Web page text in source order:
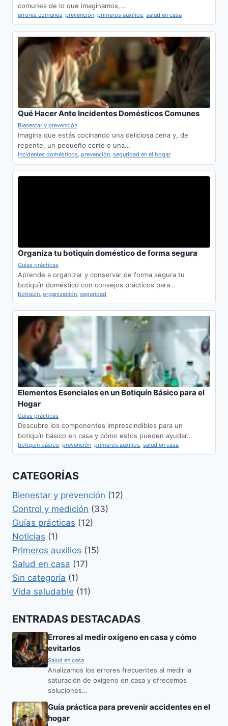
comunes de lo que imaginamos,…
errores comunes, prevención, primeros auxilios, salud en casa
Qué Hacer Ante Incidentes Domésticos Comunes
Bienestar y prevención
Imagina que estás cocinando una deliciosa cena y, de
repente, un pequeño corte o una…
incidentes domésticos, prevención, seguridad en el hogar
Organiza tu botiquín doméstico de forma segura
Guías prácticas
Aprende a organizar y conservar de forma segura tu
botiquín doméstico con consejos prácticos para…
botiquín, organización, seguridad
Elementos Esenciales en un Botiquín Básico para el
Hogar
Guías prácticas
Descubre los componentes imprescindibles para un
botiquín básico en casa y cómo estos pueden ayudar…
botiquín básico, prevención, primeros auxilios, salud en casa
CATEGORÍAS
Bienestar y prevención (12)
Control y medición (33)
Guías prácticas (12)
Noticias (1)
Primeros auxilios (15)
Salud en casa (17)
Sin categoría (1)
Vida saludable (11)
ENTRADAS DESTACADAS
Errores al medir oxígeno en casa y cómo
evitarlos
Salud en casa
Analizamos los errores frecuentes al medir la
saturación de oxígeno en casa y ofrecemos
soluciones…
Guía práctica para prevenir accidentes en el
hogar